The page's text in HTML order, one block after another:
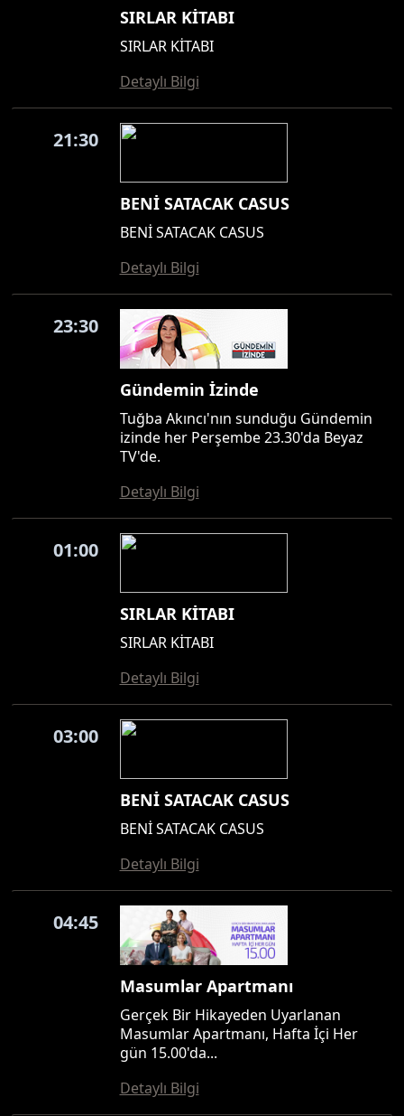
SIRLAR KİTABI
SIRLAR KİTABI
Detaylı Bilgi
21:30
BENİ SATACAK CASUS
BENİ SATACAK CASUS
Detaylı Bilgi
23:30
Gündemin İzinde
Tuğba Akıncı'nın sunduğu Gündemin
izinde her Perşembe 23.30'da Beyaz
TV'de.
Detaylı Bilgi
01:00
SIRLAR KİTABI
SIRLAR KİTABI
Detaylı Bilgi
03:00
BENİ SATACAK CASUS
BENİ SATACAK CASUS
Detaylı Bilgi
04:45
Masumlar Apartmanı
Gerçek Bir Hikayeden Uyarlanan
Masumlar Apartmanı, Hafta İçi Her
gün 15.00'da...
Detaylı Bilgi